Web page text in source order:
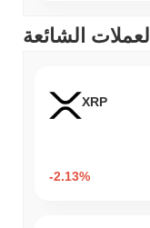
العملات الشائعة
XRP
-2.13%